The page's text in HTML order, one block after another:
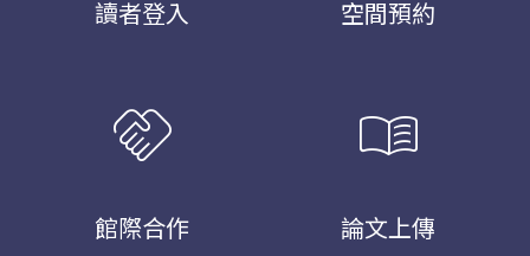
讀者登入 空間預約
handshake
館際合作
menu_book
論文上傳